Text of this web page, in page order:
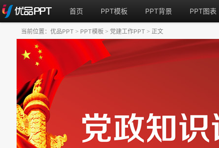
首页 PPT模板 PPT背景 PPT图表
当前位置： 优品PPT > PPT模板 > 党建工作PPT > 正文